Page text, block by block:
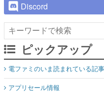
Discord
ピックアップ
電ファミのいま読まれている記
アプリセール情報